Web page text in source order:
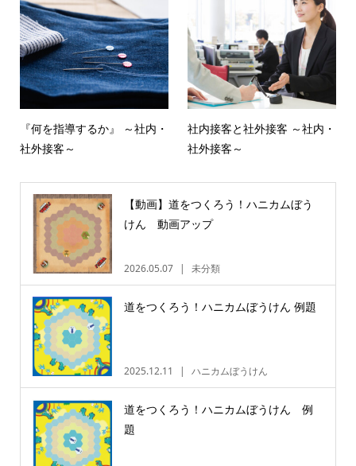
『何を指導するか』 ～社内・
社外接客～
社内接客と社外接客 ～社内・
社外接客～
【動画】道をつくろう！ハニカムぼう
けん 動画アップ
2026.05.07 未分類
道をつくろう！ハニカムぼうけん 例題
2025.12.11 ハニカムぼうけん
道をつくろう！ハニカムぼうけん 例
題